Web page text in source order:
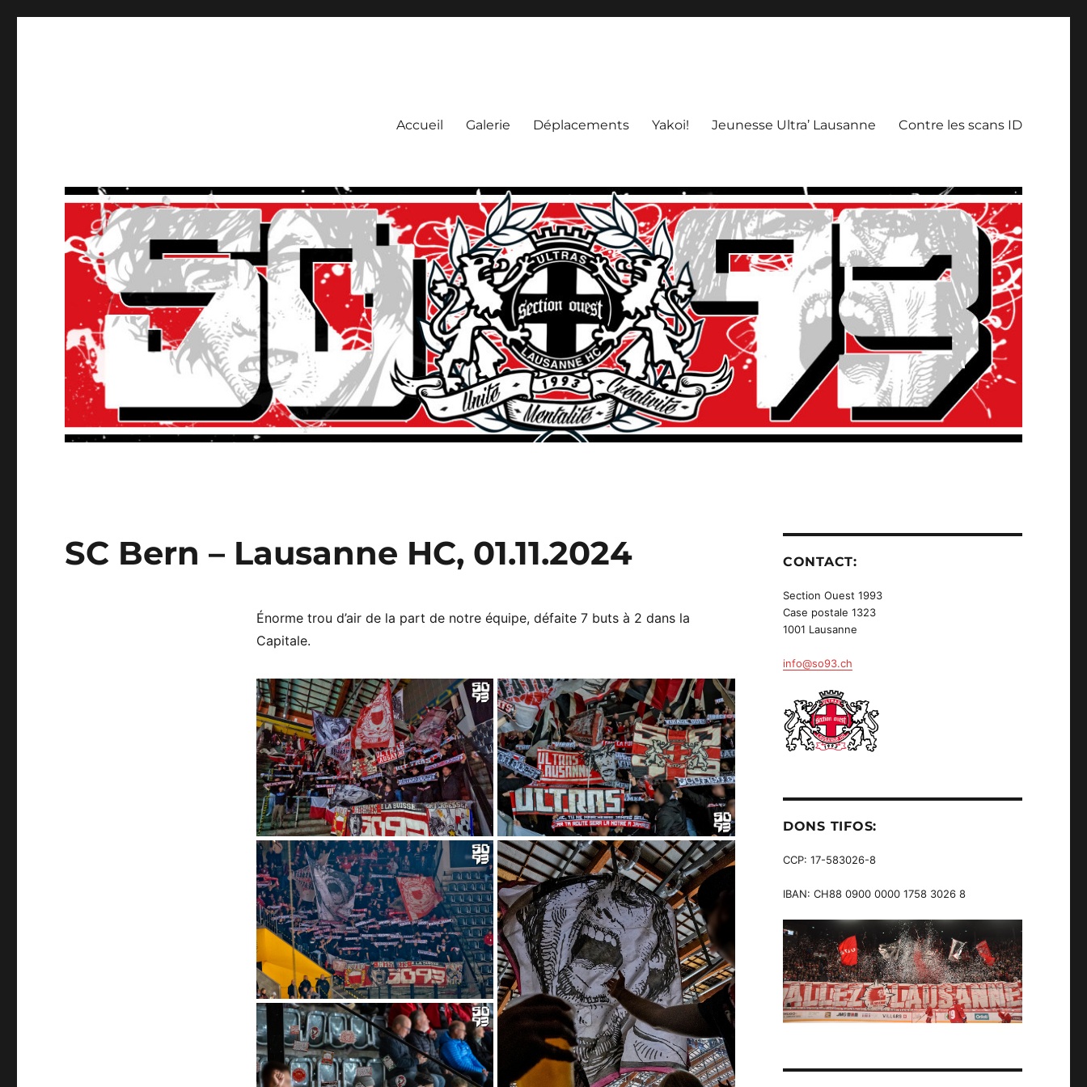
Accueil Galerie Déplacements Yakoi! Jeunesse Ultra’ Lausanne Contre les scans ID
SC Bern – Lausanne HC, 01.11.2024
Énorme trou d’air de la part de notre équipe, défaite 7 buts à 2 dans la
Capitale.
CONTACT:
Section Ouest 1993
Case postale 1323
1001 Lausanne
info@so93.ch
DONS TIFOS:
CCP: 17-583026-8
IBAN: CH88 0900 0000 1758 3026 8